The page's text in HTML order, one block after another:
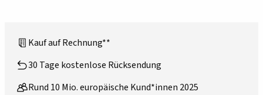
Kauf auf Rechnung**
30 Tage kostenlose Rücksendung
Rund 10 Mio. europäische Kund*innen 2025